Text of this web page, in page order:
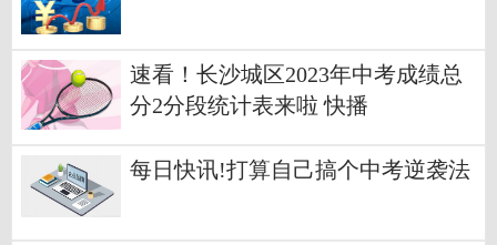
速看！长沙城区2023年中考成绩总
分2分段统计表来啦 快播
每日快讯!打算自己搞个中考逆袭法